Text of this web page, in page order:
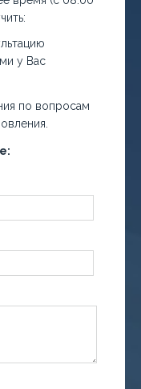
у Вас
по вопросам